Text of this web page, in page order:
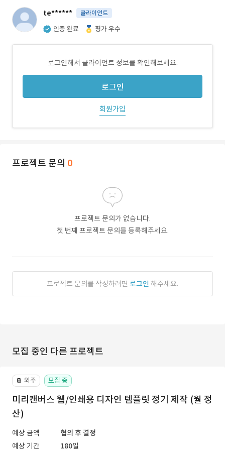
te****** 클라이언트
인증 완료 평가 우수
로그인해서 클라이언트 정보를 확인해보세요.
로그인
회원가입
프로젝트 문의 0
프로젝트 문의가 없습니다.
첫 번째 프로젝트 문의를 등록해주세요.
프로젝트 문의를 작성하려면 로그인 해주세요.
모집 중인 다른 프로젝트
📔 외주 모집 중
미리캔버스 웹/인쇄용 디자인 템플릿 정기 제작 (월 정
산)
예상 금액
협의 후 결정
예상 기간
180일